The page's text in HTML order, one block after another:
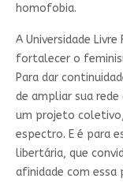
homofobia.
A Universidade
fortalecer o
Para dar
de ampliar sua
um projeto
espectro. E é para
libertária, que
afinidade com